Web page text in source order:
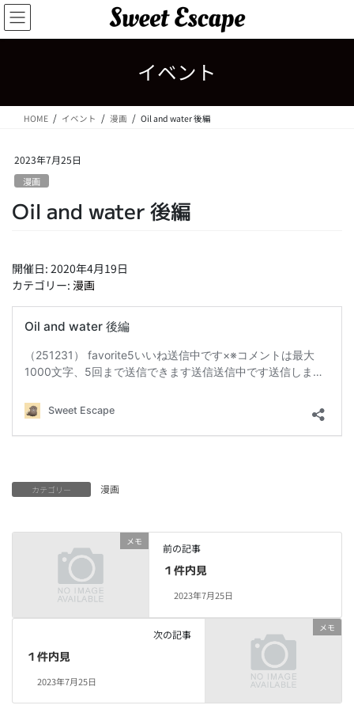
コ
ン
テ
ス
ナ
ビ
ゲ
ン
イベント
HOME イベント 漫画 Oil and water 後編
2023年7月25日
漫画
Oil and water 後編
開催日: 2020年4月19日
カテゴリー: 漫画
カテゴリー 漫画
メモ
前の記事
１件内見
2023年7月25日
メモ
次の記事
１件内見
2023年7月25日